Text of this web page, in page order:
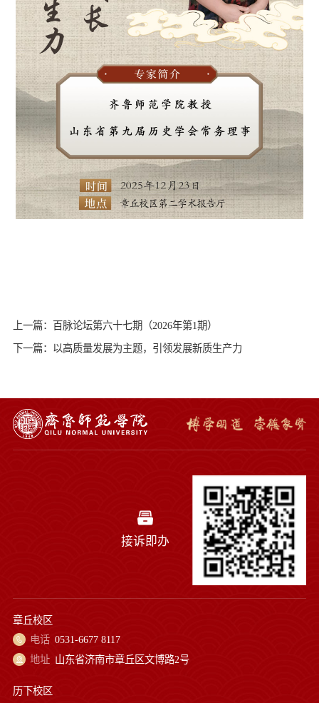
上一篇：百脉论坛第六十七期（2026年第1期）
下一篇：以高质量发展为主题，引领发展新质生产力
接诉即办
章丘校区
电话 0531-6677 8117
地址 山东省济南市章丘区文博路2号
历下校区